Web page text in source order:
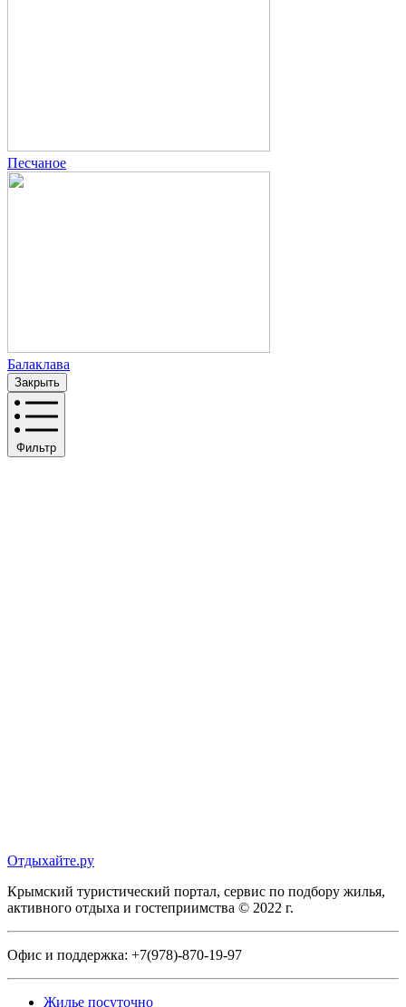
Песчаное
Балаклава
Закрыть
Фильтр
Отдыхайте.ру
Крымский туристический портал, сервис по подбору жилья,
активного отдыха и гостеприимства © 2022 г.
Офис и поддержка: +7(978)-870-19-97
Жилье посуточно